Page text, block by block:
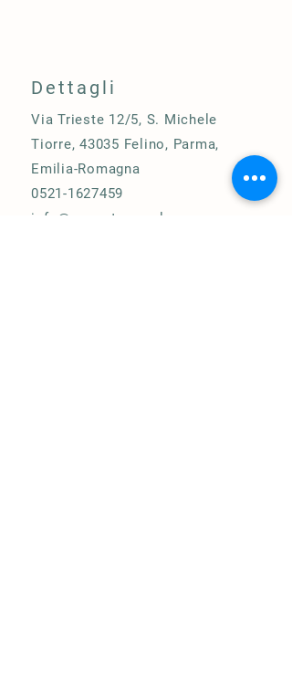
Dettagli
Via Trieste 12/5, S. Michele
Tiorre, 43035 Felino, Parma,
Emilia-Romagna
0521-1627459
info@acquaterrasole.com